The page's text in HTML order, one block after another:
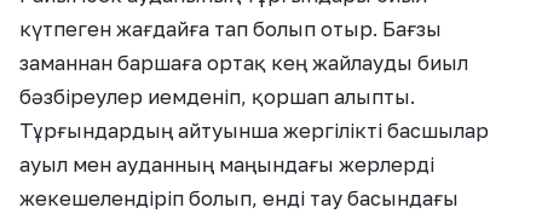
күтпеген жағдайға тап болып отыр. Бағзы
заманнан баршаға ортақ кең жайлауды биыл
бәзбіреулер иемденіп, қоршап алыпты.
Тұрғындардың айтуынша жергілікті басшылар
ауыл мен ауданның маңындағы жерлерді
жекешелендіріп болып, енді тау басындағы